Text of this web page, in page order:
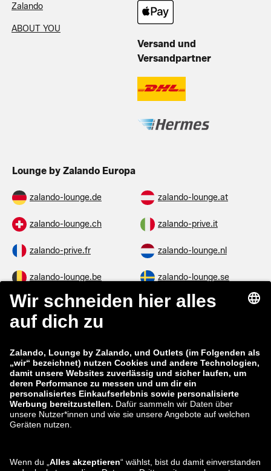
Zalando
ABOUT YOU
Versand und
Versandpartner
Lounge by Zalando Europa
zalando-lounge.de zalando-lounge.at
zalando-lounge.ch zalando-prive.it
zalando-prive.fr zalando-lounge.nl
zalando-lounge.be zalando-lounge.se
zalando-lounge.fi zalando-lounge.dk
zalando-lounge.co.uk
zalando-prive.es zalando-lounge.cz
zalando-lounge.lt zalando-lounge.sk
zalando-lounge.ro zalando-lounge.hr
zalando-lounge.lu zalando-lounge.ee